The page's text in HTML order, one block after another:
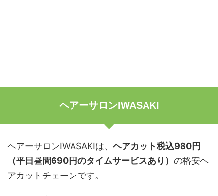
ヘアーサロンIWASAKI
ヘアーサロンIWASAKIは、 ヘアカット税込980円
（平日昼間690円のタイムサービスあり） の格安ヘ
アカットチェーンです。